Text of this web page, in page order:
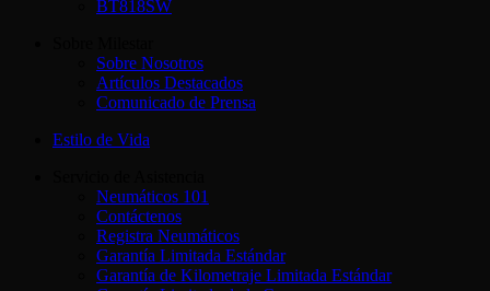
BT818SW
Sobre Nosotros
Artículos Destacados
Comunicado de Prensa
Estilo de Vida
Neumáticos 101
Contáctenos
Registra Neumáticos
Garantía Limitada Estándar
Garantía de Kilometraje Limitada Estándar